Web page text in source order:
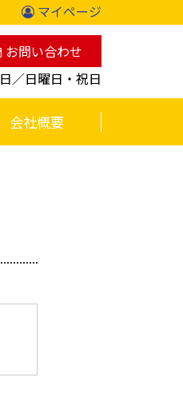
マイページ
お問い合わせ
／日曜日・祝日
会社概要